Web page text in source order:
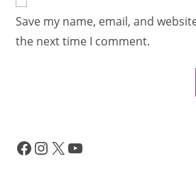
Save my name, email, and
the next time I comment.